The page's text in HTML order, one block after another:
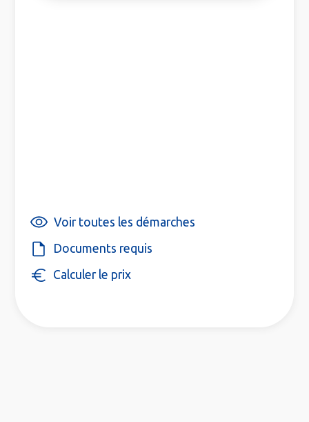
Voir toutes les démarches
Documents requis
Calculer le prix